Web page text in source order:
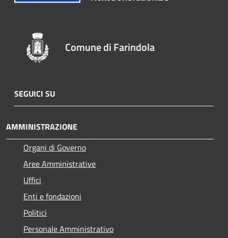
Comune di Farindola
SEGUICI SU
AMMINISTRAZIONE
Organi di Governo
Aree Amministrative
Uffici
Enti e fondazioni
Politici
Personale Amministrativo